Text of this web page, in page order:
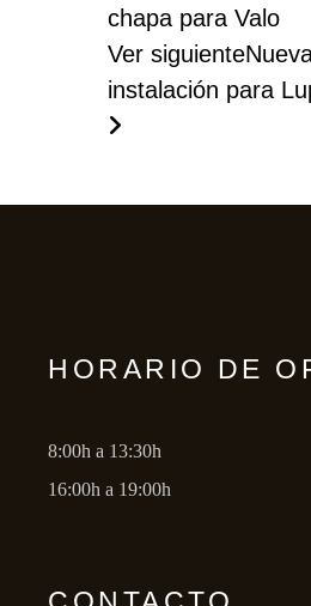
chapa para Valo
Ver siguiente
instalación para
HORARIO DE
8:00h a 13:30h
16:00h a 19:00h